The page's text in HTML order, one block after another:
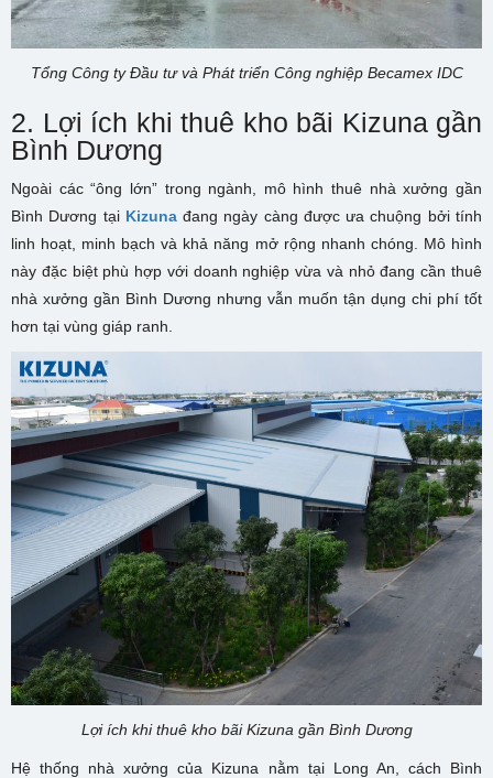
Tổng Công ty Đầu tư và Phát triển Công nghiệp Becamex IDC
2. Lợi ích khi thuê kho bãi Kizuna gần
Bình Dương
Ngoài các “ông lớn” trong ngành, mô hình thuê nhà xưởng gần
Bình Dương tại Kizunađang ngày càng được ưa chuộng bởi tính
linh hoạt, minh bạch và khả năng mở rộng nhanh chóng. Mô hình
này đặc biệt phù hợp với doanh nghiệp vừa và nhỏ đang cần thuê
nhà xưởng gần Bình Dương nhưng vẫn muốn tận dụng chi phí tốt
hơn tại vùng giáp ranh.
Lợi ích khi thuê kho bãi Kizuna gần Bình Dương
Hệ thống nhà xưởng của Kizuna nằm tại Long An, cách Bình